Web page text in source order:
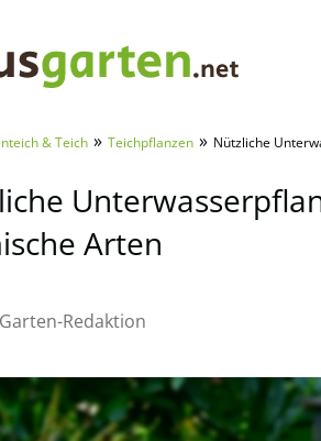
& Teich » Teichpflanzen » Nützliche
Arten
Garten-Redaktion